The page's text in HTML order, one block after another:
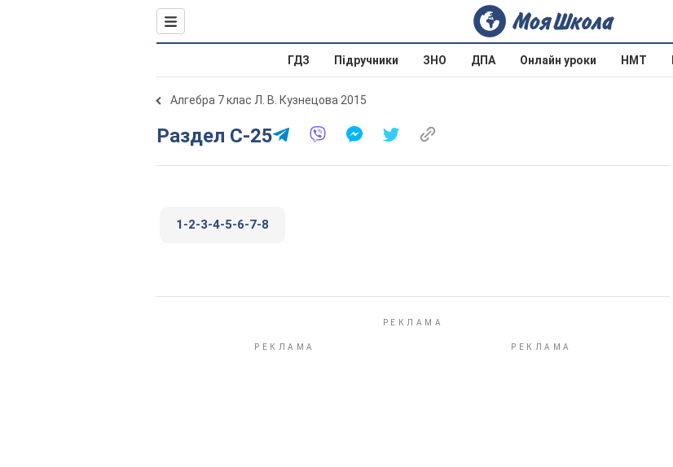
ГДЗ Підручники ЗНО ДПА Онлайн уроки НМТ
Алгебра 7 клас Л. В. Кузнецова 2015
Раздел С-25
1-2-3-4-5-6-7-8